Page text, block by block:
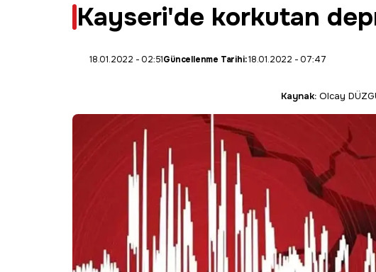
Kayseri'de korkutan
18.01.2022 - 02:51Güncellenme Tarihi:18.01.2022 - 07:47
Kaynak: Olcay